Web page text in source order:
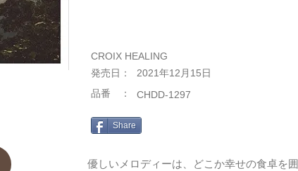
CROIX HEALING
2021年12月15日
​発売日：
​品番 ：
CHDD-1297
Share
優しいメロディーは、どこか幸せの食卓を